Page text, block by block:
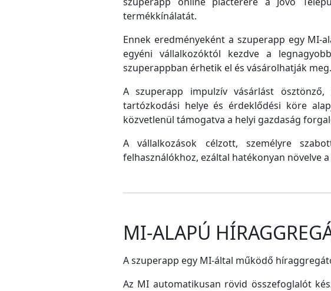
termékkínálatát.
Ennek eredményeként a szuperapp egy MI-
egyéni vállalkozóktól kezdve a
szuperappban érhetik el és vásárolhatják meg.
A szuperapp impulzív vásárlást ösztönző,
tartózkodási helye és érdeklődési köre
közvetlenül támogatva a helyi gazdaság
A vállalkozások célzott, személyre
felhasználókhoz, ezáltal hatékonyan növelve
MI-ALAPÚ
A szuperapp egy MI-által működő
Az MI automatikusan rövid összefoglalót